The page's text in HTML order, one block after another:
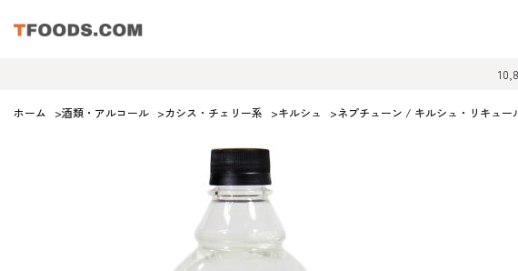
ホーム >酒類・アルコール >カシス・チェリー系 >キルシュ >ネプチューン / キルシュ・リキュ